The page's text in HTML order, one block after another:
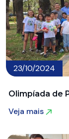
23/10/2024
Olimpíada de
Veja mais